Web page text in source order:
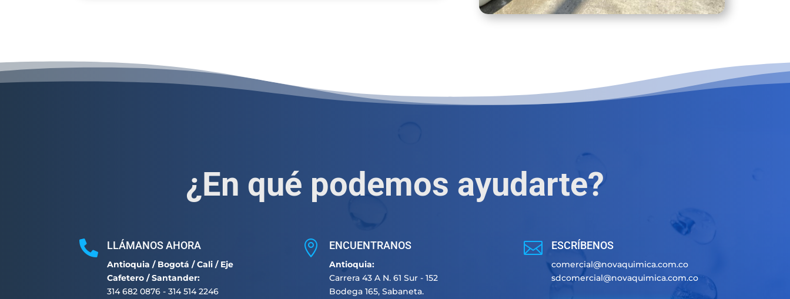
¿En qué podemos ayudarte?
 LLÁMANOS AHORA
Antioquia / Bogotá / Cali / Eje
Cafetero / Santander:
314 682 0876 - 314 514 2246
 ENCUENTRANOS
Antioquia:
Carrera 43 A N. 61 Sur - 152
Bodega 165, Sabaneta.
 ESCRÍBENOS
comercial@novaquimica.com.co
sdcomercial@novaquimica.com.co